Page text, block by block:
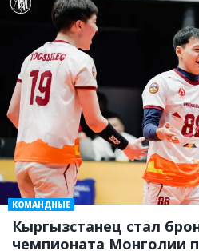
Кыргызстанец стал
чемпионата Монголии
КОМАНДНЫЕ